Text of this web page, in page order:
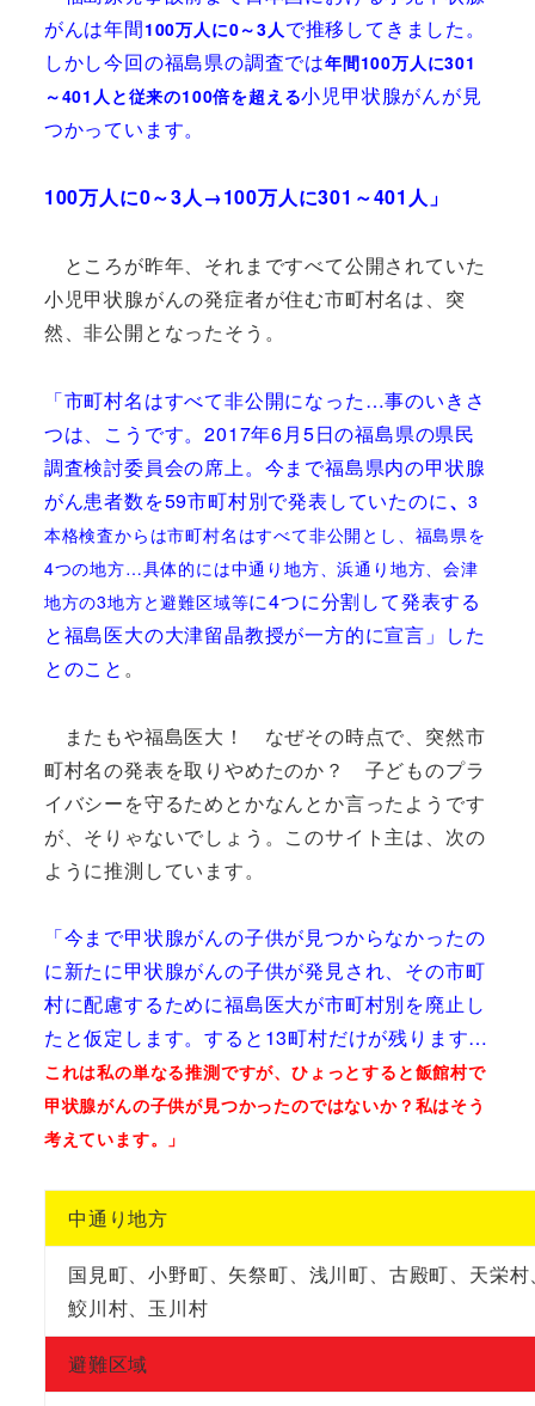
がんは年間100万人に0～3人で推移してきました。
しかし今回の福島県の調査では年間100万人に301
～401人と従来の100倍を超える小児甲状腺がんが見
つかっています。
100万人に0～3人→100万人に301～401人」
ところが昨年、それまですべて公開されていた
小児甲状腺がんの発症者が住む市町村名は、突
然、非公開となったそう。
「市町村名はすべて非公開になった…事のいきさ
つは、こうです。2017年6月5日の福島県の県民
調査検討委員会の席上。今まで福島県内の甲状腺
がん患者数を59市町村別で発表していたのに、3
本格検査からは市町村名はすべて非公開とし、福島県を
4つの地方…具体的には中通り地方、浜通り地方、会津
地方の3地方と避難区域等に4つに分割して発表する
と福島医大の大津留晶教授が一方的に宣言」した
とのこと 。
またもや福島医大！ なぜその時点で、突然市
町村名の発表を取りやめたのか？ 子どものプラ
イバシーを守るためとかなんとか言ったようです
が、そりゃないでしょう。このサイト主は、次の
ように推測しています。
「今まで甲状腺がんの子供が見つからなかったの
に新たに甲状腺がんの子供が発見され、その市町
村に配慮するために福島医大が市町村別を廃止し
たと仮定します。すると13町村だけが残ります…
これは私の単なる推測ですが、ひょっとすると飯館村で
甲状腺がんの子供が見つかったのではないか？私はそう
考えています。」
中通り地方
国見町、小野町、矢祭町、浅川町、古殿町、天栄村
鮫川村、玉川村
避難区域